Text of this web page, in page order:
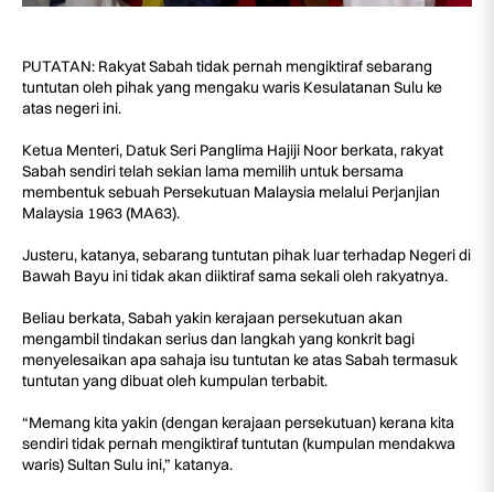
PUTATAN: Rakyat Sabah tidak pernah mengiktiraf sebarang
tuntutan oleh pihak yang mengaku waris Kesulatanan Sulu ke
atas negeri ini.
Ketua Menteri, Datuk Seri Panglima Hajiji Noor berkata, rakyat
Sabah sendiri telah sekian lama memilih untuk bersama
membentuk sebuah Persekutuan Malaysia melalui Perjanjian
Malaysia 1963 (MA63).
Justeru, katanya, sebarang tuntutan pihak luar terhadap Negeri di
Bawah Bayu ini tidak akan diiktiraf sama sekali oleh rakyatnya.
Beliau berkata, Sabah yakin kerajaan persekutuan akan
mengambil tindakan serius dan langkah yang konkrit bagi
menyelesaikan apa sahaja isu tuntutan ke atas Sabah termasuk
tuntutan yang dibuat oleh kumpulan terbabit.
“Memang kita yakin (dengan kerajaan persekutuan) kerana kita
sendiri tidak pernah mengiktiraf tuntutan (kumpulan mendakwa
waris) Sultan Sulu ini,” katanya.